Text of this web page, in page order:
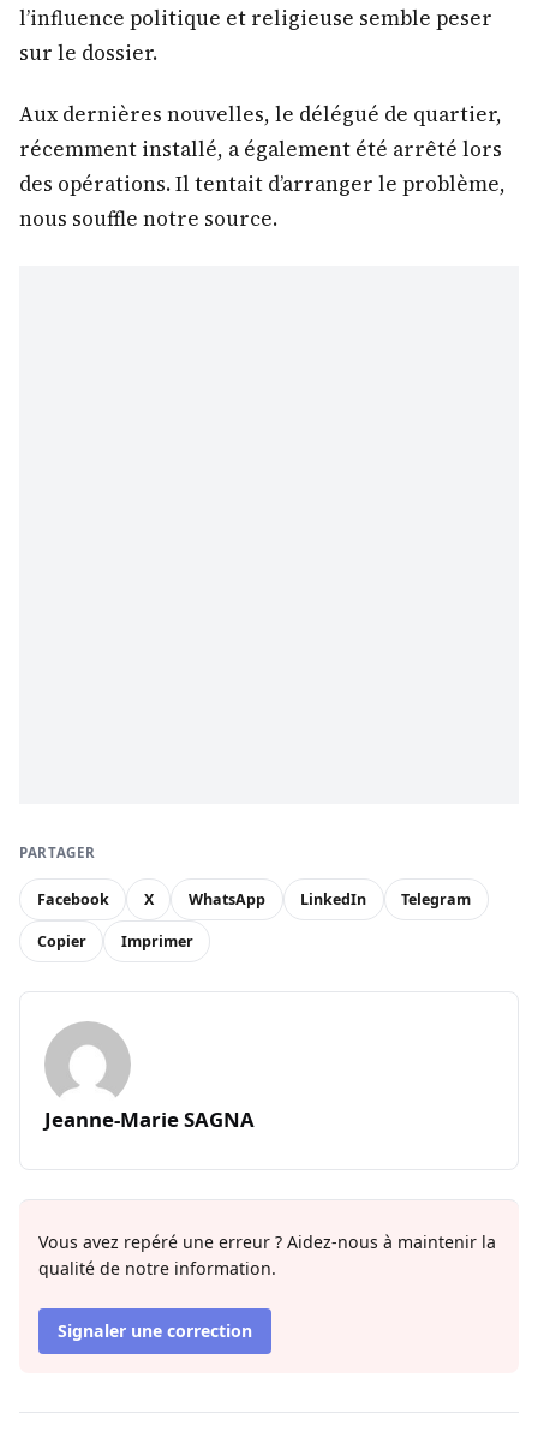
l’influence politique et religieuse semble peser
sur le dossier.
Aux dernières nouvelles, le délégué de quartier,
récemment installé, a également été arrêté lors
des opérations. Il tentait d’arranger le problème,
nous souffle notre source.
PARTAGER
Facebook X WhatsApp LinkedIn Telegram
Copier Imprimer
Jeanne-Marie SAGNA
Vous avez repéré une erreur ? Aidez-nous à maintenir la
qualité de notre information.
Signaler une correction